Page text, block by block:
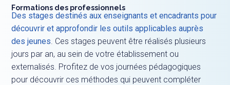
Formations des professionnels
Des stages destinés aux enseignants et encadrants pour
découvrir et approfondir les outils applicables auprès
des jeunes . Ces stages peuvent être réalisés plusieurs
jours par an, au sein de votre établissement ou
externalisés. Profitez de vos journées pédagogiques
pour découvrir ces méthodes qui peuvent compléter